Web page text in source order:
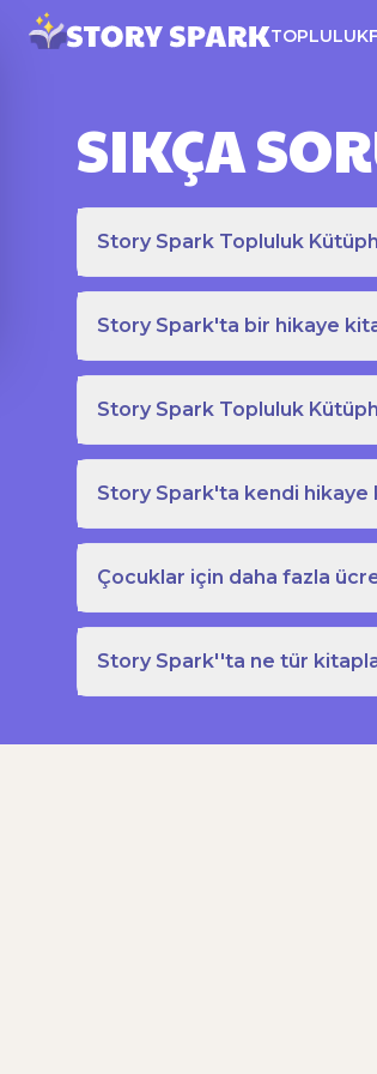
TOPLULUK
SIKÇA
Story Spark Topluluk
Story Spark'ta bir hikaye
Story Spark Topluluk
Story Spark'ta kendi hikaye
Çocuklar için daha fazla
Story Spark''ta ne tür